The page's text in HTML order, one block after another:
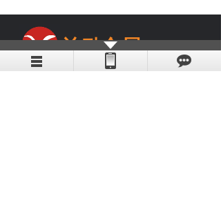
益励金属